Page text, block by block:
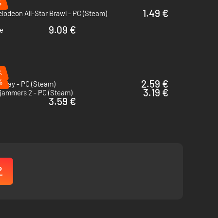
tennis court. Turn the tide of the match with powerful
All-Star Brawl - PC (Steam)
1.49 €
9.09 €
Way - PC (Steam)
2.59 €
2 - PC (Steam)
3.19 €
3.59 €